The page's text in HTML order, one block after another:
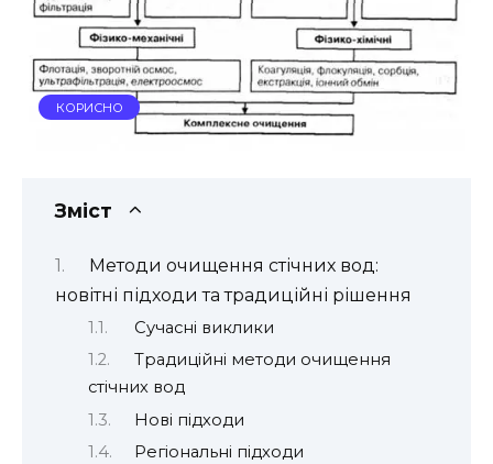
КОРИСНО
Зміст
Методи очищення стічних вод:
новітні підходи та традиційні рішення
Сучасні виклики
Традиційні методи очищення
стічних вод
Нові підходи
Регіональні підходи